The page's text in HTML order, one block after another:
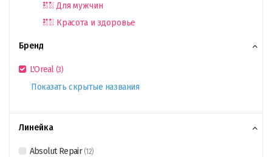
Для мужчин
Красота и здоровье
Бренд
L'Oreal(3)
Показать скрытые названия
Линейка
Absolut Repair (12)